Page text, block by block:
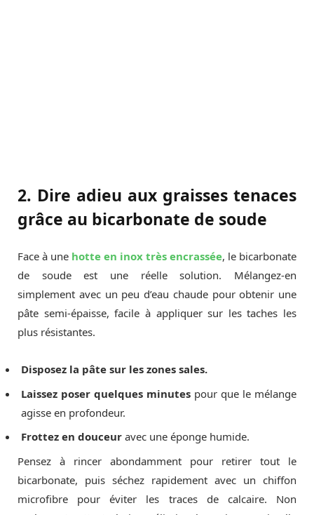
2. Dire adieu aux graisses tenaces
grâce au bicarbonate de soude
Face à une hotte en inox très encrassée, le bicarbonate
de soude est une réelle solution. Mélangez-en
simplement avec un peu d’eau chaude pour obtenir une
pâte semi-épaisse, facile à appliquer sur les taches les
plus résistantes.
Disposez la pâte sur les zones sales.
Laissez poser quelques minutes pour que le mélange
agisse en profondeur.
Frottez en douceur avec une éponge humide.
Pensez à rincer abondamment pour retirer tout le
bicarbonate, puis séchez rapidement avec un chiffon
microfibre pour éviter les traces de calcaire. Non